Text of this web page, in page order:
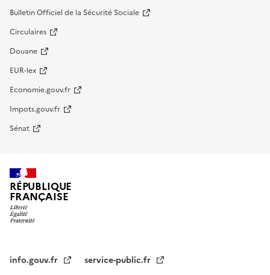
Bulletin Officiel de la Sécurité Sociale
Circulaires
Douane
EUR-lex
Economie.gouv.fr
Impots.gouv.fr
Sénat
RÉPUBLIQUE
FRANÇAISE
info.gouv.fr service-public.fr